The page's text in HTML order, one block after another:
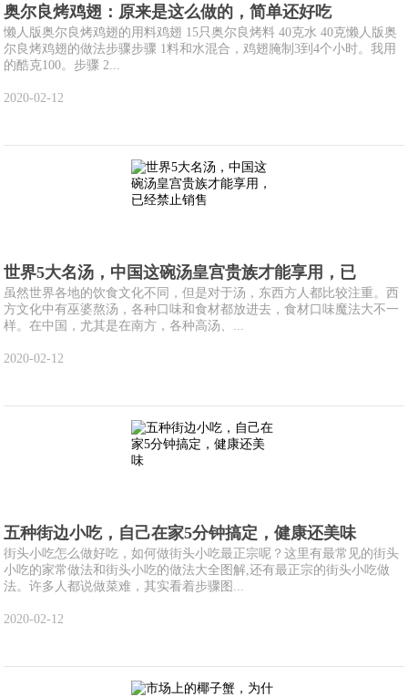
奥尔良烤鸡翅：原来是这么做的，简单还好吃
懒人版奥尔良烤鸡翅的用料鸡翅 15只奥尔良烤料 40克水 40克懒人版奥
尔良烤鸡翅的做法步骤步骤 1料和水混合，鸡翅腌制3到4个小时。我用
的酷克100。步骤 2...
2020-02-12
世界5大名汤，中国这碗汤皇宫贵族才能享用，已
虽然世界各地的饮食文化不同，但是对于汤，东西方人都比较注重。西
方文化中有巫婆熬汤，各种口味和食材都放进去，食材口味魔法大不一
样。在中国，尤其是在南方，各种高汤、...
2020-02-12
五种街边小吃，自己在家5分钟搞定，健康还美味
街头小吃怎么做好吃，如何做街头小吃最正宗呢？这里有最常见的街头
小吃的家常做法和街头小吃的做法大全图解,还有最正宗的街头小吃做
法。许多人都说做菜难，其实看着步骤图...
2020-02-12